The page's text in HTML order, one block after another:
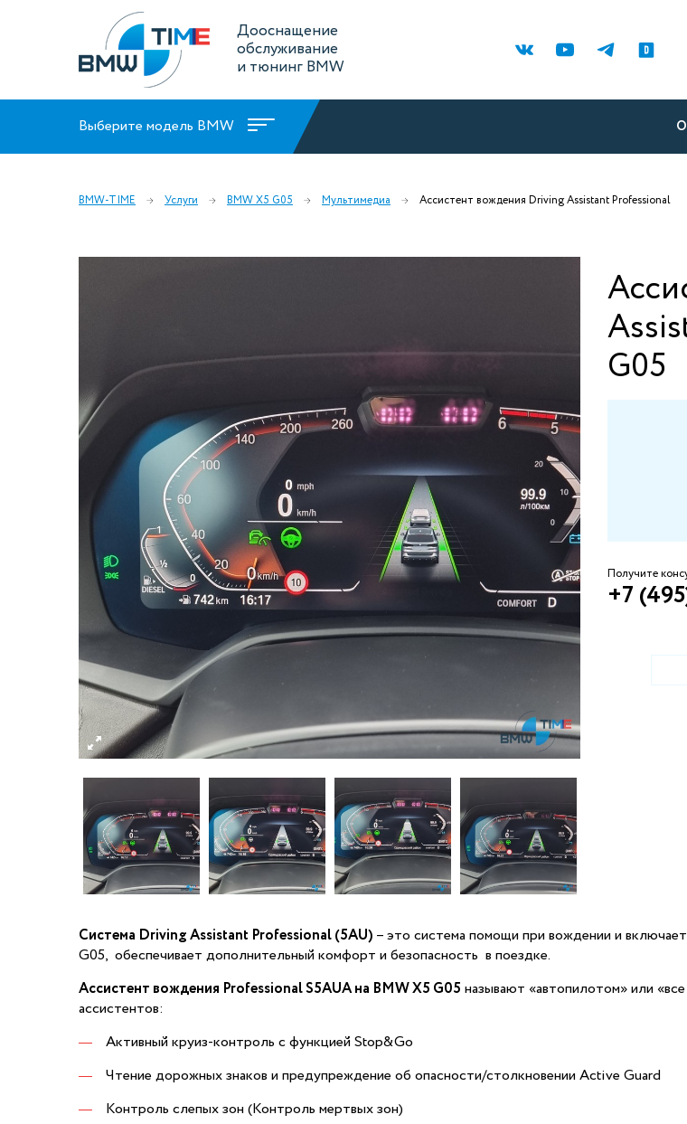
Дооснащение
обслуживание
и тюнинг BMW
Выберите модель BMW
BMW-TIME Услуги BMW X5 G05 Мультимедиа Ассистент вождения Driving Assistant Professional
G05
Получите
+7
Система Driving Assistant Professional (5AU) – это система помощи при вождении и
G05, обеспечивает дополнительный комфорт и безопасность в поездке.
Ассистент вождения Professional S5AUA на BMW X5 G05 называют «автопилотом» или
ассистентов:
Активный круиз-контроль c функцией Stop&Go
Чтение дорожных знаков и предупреждение об опасности/столкновении Active Guard
Контроль слепых зон (Контроль мертвых зон)